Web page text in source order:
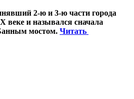
2-ю и 3-ю части города
веке и назывался сначала
мостом. Читать